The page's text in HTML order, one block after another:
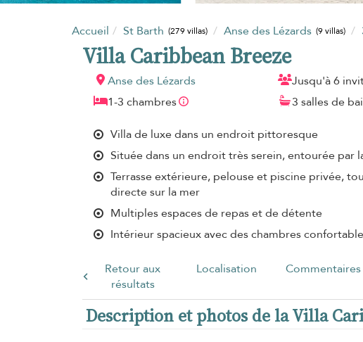
Accueil St Barth (279 villas) Anse des Lézards (9 villas)
Villa Caribbean Breeze
Anse des Lézards
Jusqu'à 6
1-3 chambres
3 salles de
Villa de luxe dans un endroit pittoresque
Située dans un endroit très serein, entourée par
Terrasse extérieure, pelouse et piscine privée,
directe sur la mer
Multiples espaces de repas et de détente
Intérieur spacieux avec des chambres
Retour aux
résultats
Localisation Commentaires
Description et photos de la Villa